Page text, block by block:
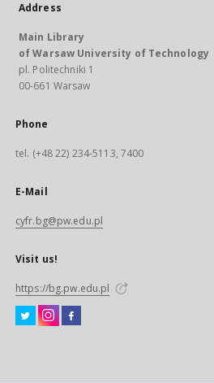
Address
Main Library
of Warsaw University of Technology
pl. Politechniki 1
00-661 Warsaw
Phone
tel. (+48 22) 234-5113, 7400
E-Mail
cyfr.bg@pw.edu.pl
Visit us!
https://bg.pw.edu.pl